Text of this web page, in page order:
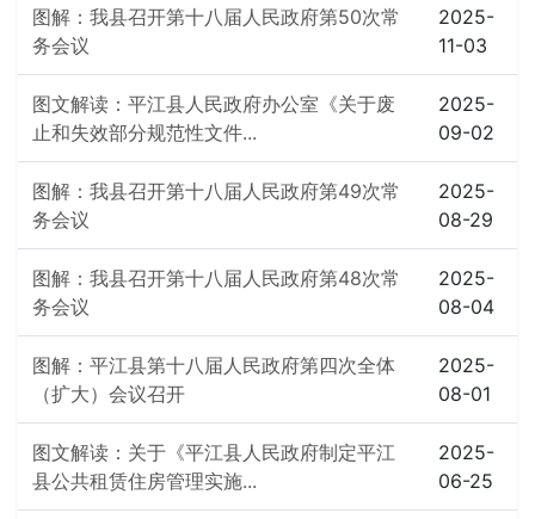
图解：我县召开第十八届人民政府第50次常
务会议
2025-
11-03
图文解读：平江县人民政府办公室《关于废
止和失效部分规范性文件...
2025-
09-02
图解：我县召开第十八届人民政府第49次常
务会议
2025-
08-29
图解：我县召开第十八届人民政府第48次常
务会议
2025-
08-04
图解：平江县第十八届人民政府第四次全体
（扩大）会议召开
2025-
08-01
图文解读：关于《平江县人民政府制定平江
县公共租赁住房管理实施...
2025-
06-25